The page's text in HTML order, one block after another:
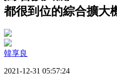
都很到位的綜合擴大
韓享良
2021-12-31 05:57:24